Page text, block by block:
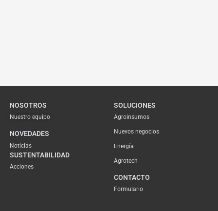
NOSOTROS
Nuestro equipo
NOVEDADES
Noticias
SUSTENTABILIDAD
Acciones
SOLUCIONES
Agroinsumos
Nuevos negocios
Energía
Agrotech
CONTACTO
Formulario